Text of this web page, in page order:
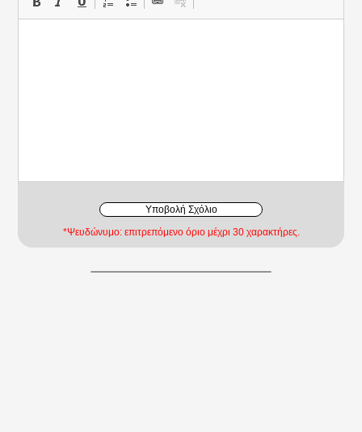
Υποβολή Σχόλιο
*Ψευδώνυμο: επιτρεπόμενο όριο μέχρι 30 χαρακτήρες.